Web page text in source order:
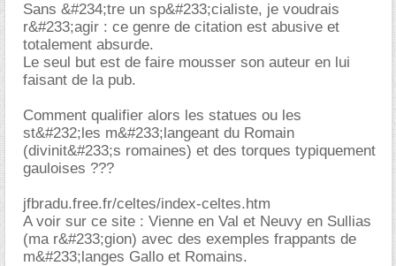
Sans &#234;tre un sp&#233;cialiste, je voudrais
r&#233;agir : ce genre de citation est abusive et
totalement absurde.
Le seul but est de faire mousser son auteur en lui
faisant de la pub.
Comment qualifier alors les statues ou les
st&#232;les m&#233;langeant du Romain
(divinit&#233;s romaines) et des torques typiquement
gauloises ???
jfbradu.free.fr/celtes/index-celtes.htm
A voir sur ce site : Vienne en Val et Neuvy en Sullias
(ma r&#233;gion) avec des exemples frappants de
m&#233;langes Gallo et Romains.